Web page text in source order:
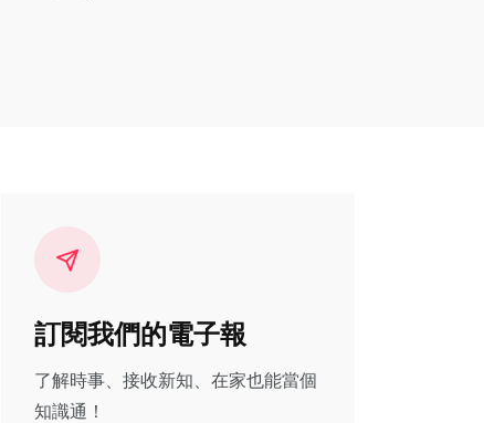
訂閱我們的電子報
了解時事、接收新知、在家也能當個
知識通！